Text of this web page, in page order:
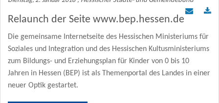
Relaunch der Seite www.bep.hessen.de
Die gemeinsame Internetseite des Hessischen Ministeriums für
Soziales und Integration und des Hessischen Kultusministeriums
zum Bildungs- und Erziehungsplan für Kinder von 0 bis 10
Jahren in Hessen (BEP) ist als Themenportal des Landes in einer
neuer Optik gestartet.